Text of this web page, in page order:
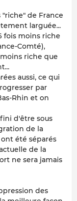
de France
larguée...
fois moins riche
Comté),
riche que
aussi, ce qui
par
Rhin et on
d'être sous
de la
été séparés
de la
ne sera jamais
des